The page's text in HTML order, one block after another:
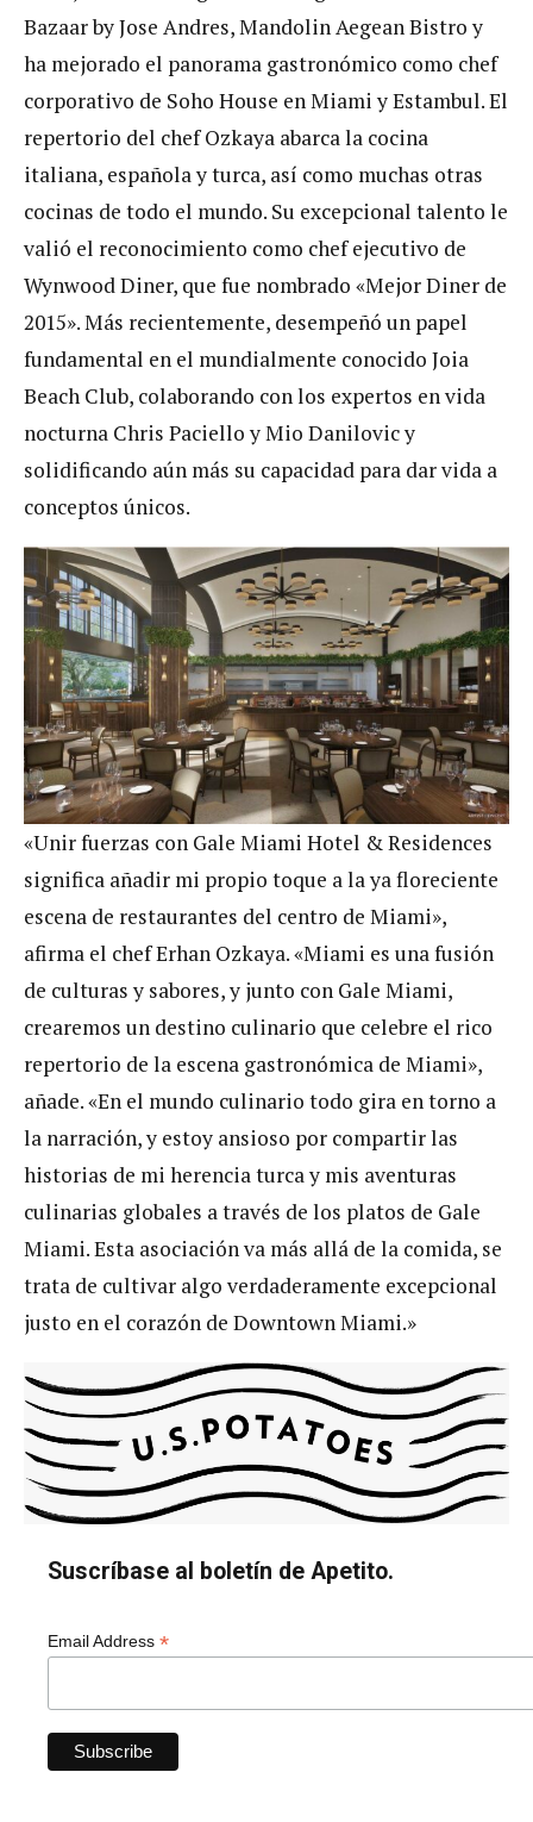
Bazaar by Jose Andres, Mandolin Aegean Bistro y
ha mejorado el panorama gastronómico como chef
corporativo de Soho House en Miami y Estambul. El
repertorio del chef Ozkaya abarca la cocina
italiana, española y turca, así como muchas otras
cocinas de todo el mundo. Su excepcional talento le
valió el reconocimiento como chef ejecutivo de
Wynwood Diner, que fue nombrado «Mejor Diner de
2015». Más recientemente, desempeñó un papel
fundamental en el mundialmente conocido Joia
Beach Club, colaborando con los expertos en vida
nocturna Chris Paciello y Mio Danilovic y
solidificando aún más su capacidad para dar vida a
conceptos únicos.
«Unir fuerzas con Gale Miami Hotel & Residences
significa añadir mi propio toque a la ya floreciente
escena de restaurantes del centro de Miami»,
afirma el chef Erhan Ozkaya. «Miami es una fusión
de culturas y sabores, y junto con Gale Miami,
crearemos un destino culinario que celebre el rico
repertorio de la escena gastronómica de Miami»,
añade. «En el mundo culinario todo gira en torno a
la narración, y estoy ansioso por compartir las
historias de mi herencia turca y mis aventuras
culinarias globales a través de los platos de Gale
Miami. Esta asociación va más allá de la comida, se
trata de cultivar algo verdaderamente excepcional
justo en el corazón de Downtown Miami.»
Suscríbase al boletín de Apetito.
Email Address *